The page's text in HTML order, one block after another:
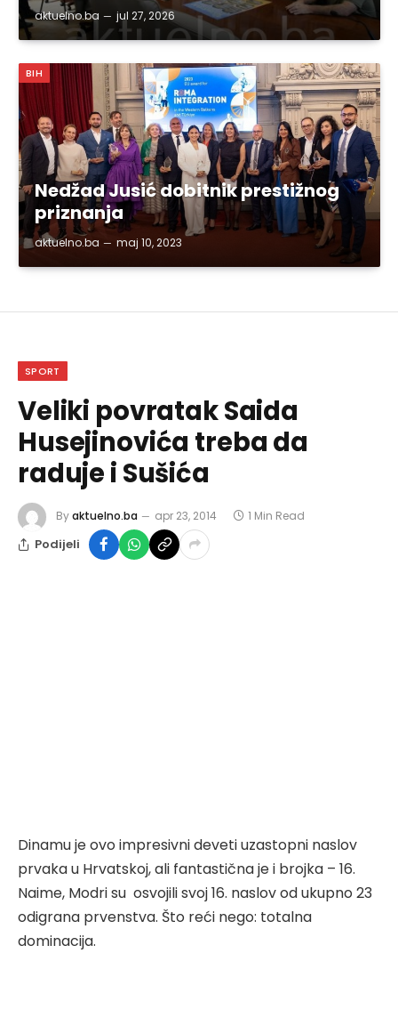
aktuelno.ba jul 27, 2026
BIH
Nedžad Jusić dobitnik prestižnog
priznanja
aktuelno.ba maj 10, 2023
SPORT
Veliki povratak Saida
Husejinovića treba da
raduje i Sušića
Byaktuelno.ba apr 23, 2014 1 Min Read
Podijeli
Dinamu je ovo impresivni deveti uzastopni naslov
prvaka u Hrvatskoj, ali fantastična je i brojka – 16.
Naime, Modri su osvojili svoj 16. naslov od ukupno 23
odigrana prvenstva. Što reći nego: totalna
dominacija.